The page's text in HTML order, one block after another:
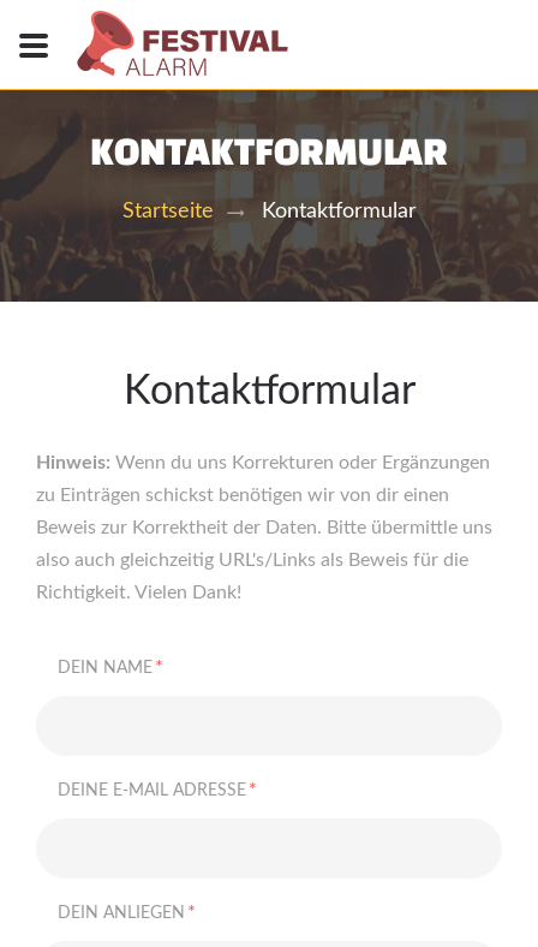
KONTAKTFORMULAR
Startseite Kontaktformular
Kontaktformular
Hinweis: Wenn du uns Korrekturen oder Ergänzungen
zu Einträgen schickst benötigen wir von dir einen
Beweis zur Korrektheit der Daten. Bitte übermittle uns
also auch gleichzeitig URL's/Links als Beweis für die
Richtigkeit. Vielen Dank!
DEIN NAME *
DEINE E-MAIL ADRESSE *
DEIN ANLIEGEN *